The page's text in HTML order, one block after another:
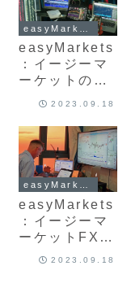
easyMarkets
：イージーマ
ーケットのバ
すめ？今すぐ
スプレッドを
固定、最新版
を解説
2023.09.18
easyMarkets
：イージーマ
ーケットFXの
最大レバレッ
2023.09.18